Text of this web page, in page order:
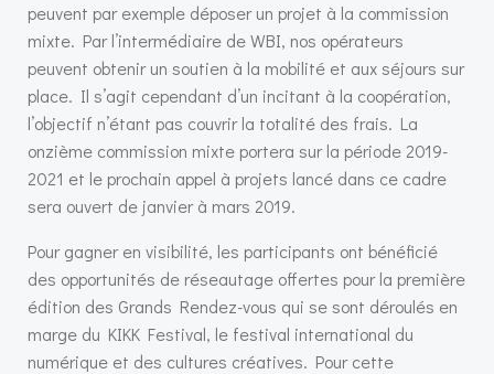
peuvent par exemple déposer un projet à la commission
mixte. Par l’intermédiaire de WBI, nos opérateurs
peuvent obtenir un soutien à la mobilité et aux séjours sur
place. Il s’agit cependant d’un incitant à la coopération,
l’objectif n’étant pas couvrir la totalité des frais. La
onzième commission mixte portera sur la période 2019-
2021 et le prochain appel à projets lancé dans ce cadre
sera ouvert de janvier à mars 2019.
Pour gagner en visibilité, les participants ont bénéficié
des opportunités de réseautage offertes pour la première
édition des Grands Rendez-vous qui se sont déroulés en
marge du KIKK Festival, le festival international du
numérique et des cultures créatives. Pour cette